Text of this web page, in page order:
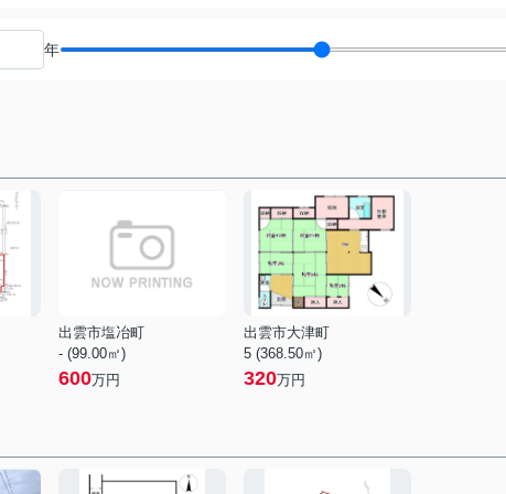
年
出雲市塩冶町
- (99.00㎡)
600万円
出雲市大津町
5 (368.50㎡)
320万円